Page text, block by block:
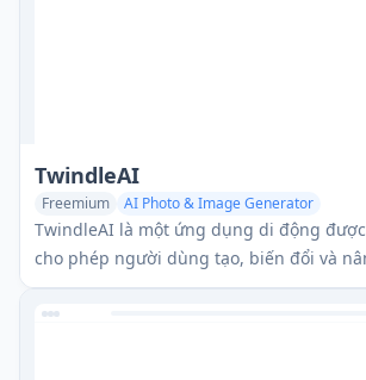
TwindleAI
Freemium
AI Photo & Image Generator
Photo & Image Enhancer
Text to Image
TwindleAI là một ứng dụng di động
cho phép người dùng tạo, biến đổi và
bằng cách sử dụng trí tuệ nhân tạo.